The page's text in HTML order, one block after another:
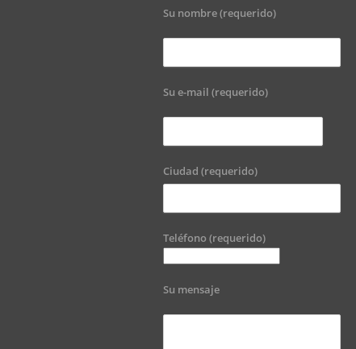
Su nombre (requerido)
Su e-mail (requerido)
Ciudad (requerido)
Teléfono (requerido)
Su mensaje